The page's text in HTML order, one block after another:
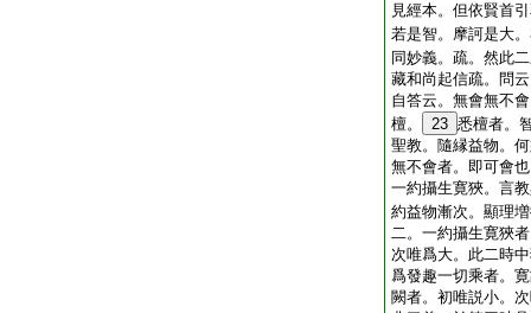
見經本。但依賢首
若是智。摩訶是大
同妙義。疏。然此
藏和尚起信疏。問
自答云。無會無不
檀。
23 悉檀者。
聖教。隨縁益物。
無不會者。即可會
一約攝生寛狹。言
約益物漸次。顯理
二。一約攝生寛狹
次唯爲大。此二時
爲發趣一切乘者。
闕者。初唯説小。